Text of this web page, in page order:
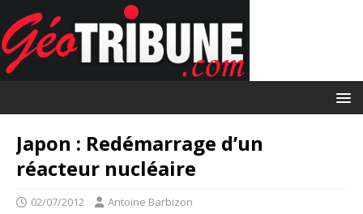
Japon : Redémarrage d’un
réacteur nucléaire
02/07/2012 Antoine Barbizon